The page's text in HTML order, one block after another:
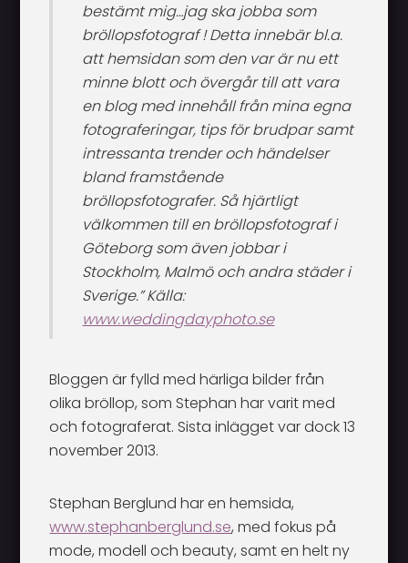
bestämt mig…jag ska jobba som
bröllopsfotograf ! Detta innebär bl.a.
att hemsidan som den var är nu ett
minne blott och övergår till att vara
en blog med innehåll från mina egna
fotograferingar, tips för brudpar samt
intressanta trender och händelser
bland framstående
bröllopsfotografer. Så hjärtligt
välkommen till en bröllopsfotograf i
Göteborg som även jobbar i
Stockholm, Malmö och andra städer i
Sverige.” Källa:
www.weddingdayphoto.se
Bloggen är fylld med härliga bilder från
olika bröllop, som Stephan har varit med
och fotograferat. Sista inlägget var dock 13
november 2013.
Stephan Berglund har en hemsida,
www.stephanberglund.se, med fokus på
mode, modell och beauty, samt en helt ny